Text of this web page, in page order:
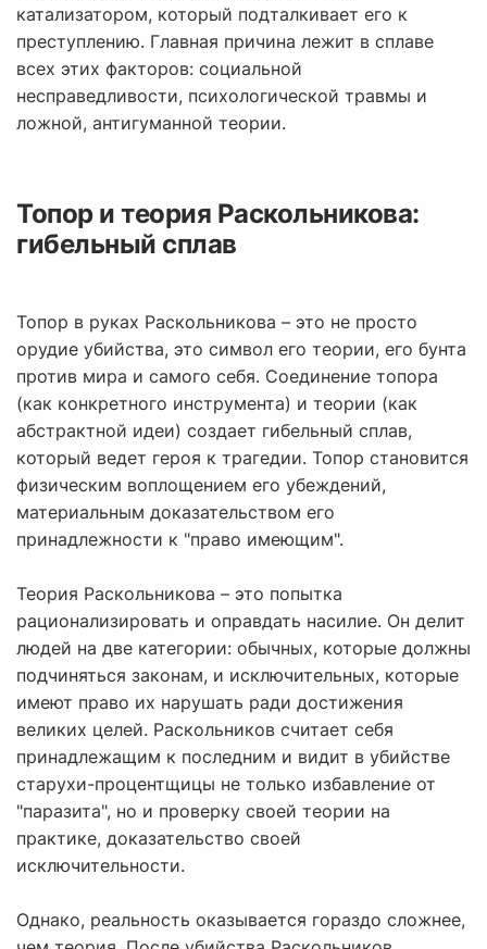
катализатором, который подталкивает его к
преступлению. Главная причина лежит в сплаве
всех этих факторов: социальной
несправедливости, психологической травмы и
ложной, антигуманной теории.
Топор и теория Раскольникова:
гибельный сплав
Топор в руках Раскольникова – это не просто
орудие убийства, это символ его теории, его бунта
против мира и самого себя. Соединение топора
(как конкретного инструмента) и теории (как
абстрактной идеи) создает гибельный сплав,
который ведет героя к трагедии. Топор становится
физическим воплощением его убеждений,
материальным доказательством его
принадлежности к "право имеющим".
Теория Раскольникова – это попытка
рационализировать и оправдать насилие. Он делит
людей на две категории: обычных, которые должны
подчиняться законам, и исключительных, которые
имеют право их нарушать ради достижения
великих целей. Раскольников считает себя
принадлежащим к последним и видит в убийстве
старухи-процентщицы не только избавление от
"паразита", но и проверку своей теории на
практике, доказательство своей
исключительности.
Однако, реальность оказывается гораздо сложнее,